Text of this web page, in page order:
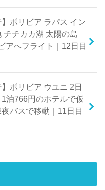
】ボリビア ラパス イン
チチカカ湖 太陽の島
アへフライト｜12日目
】ボリビア ウユニ 2日
泊766円のホテルで仮
バスで移動｜11日目